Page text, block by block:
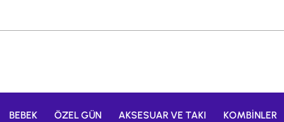
BEBEK ÖZEL GÜN AKSESUAR VE TAKI KOMBİNLER